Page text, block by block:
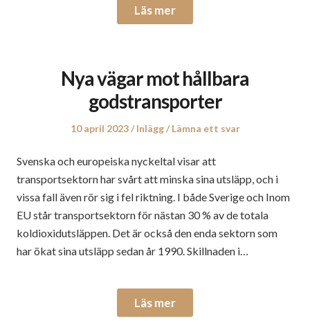
Läs mer
Nya vägar mot hållbara
godstransporter
Publicerat
10 april 2023
Publicerat
Inlägg Lämna ett svar
Svenska och europeiska nyckeltal visar att
transportsektorn har svårt att minska sina utsläpp, och i
vissa fall även rör sig i fel riktning. I både Sverige och Inom
EU står transportsektorn för nästan 30 % av de totala
koldioxidutsläppen. Det är också den enda sektorn som
har ökat sina utsläpp sedan år 1990. Skillnaden i…
Läs mer